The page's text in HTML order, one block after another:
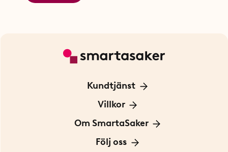
Kundtjänst
Kontakta oss
För Företag
Villkor
Frakt och leverans
Personuppgiftspolicy
Om SmartaSaker
Om oss
Följ oss